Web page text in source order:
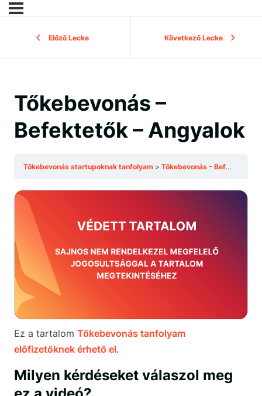
Előző Lecke Következő Lecke
Tőkebevonás –
Befektetők – Angyalok
Tőkebevonás startupoknak tanfolyam Tőkebevonás – Befektetők – Angyalok
Ez a tartalom Tőkebevonás tanfolyam
előfizetőknek érhető el.
Milyen kérdéseket válaszol meg